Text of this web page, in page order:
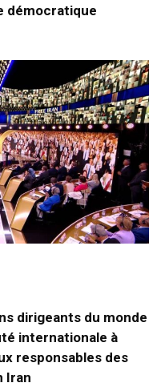
démocratique
dirigeants du monde
internationale à
responsables des
Iran